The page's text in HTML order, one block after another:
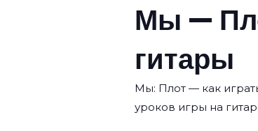
Мы —
гитары
Мы: Плот — как
уроков игры на